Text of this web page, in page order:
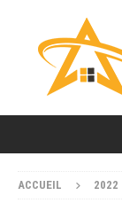
ACCUEIL 2022